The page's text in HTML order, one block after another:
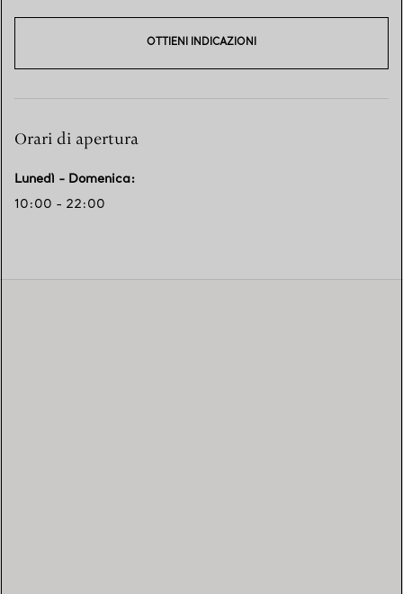
OTTIENI INDICAZIONI
Orari di apertura
Lunedì - Domenica:
10:00 - 22:00